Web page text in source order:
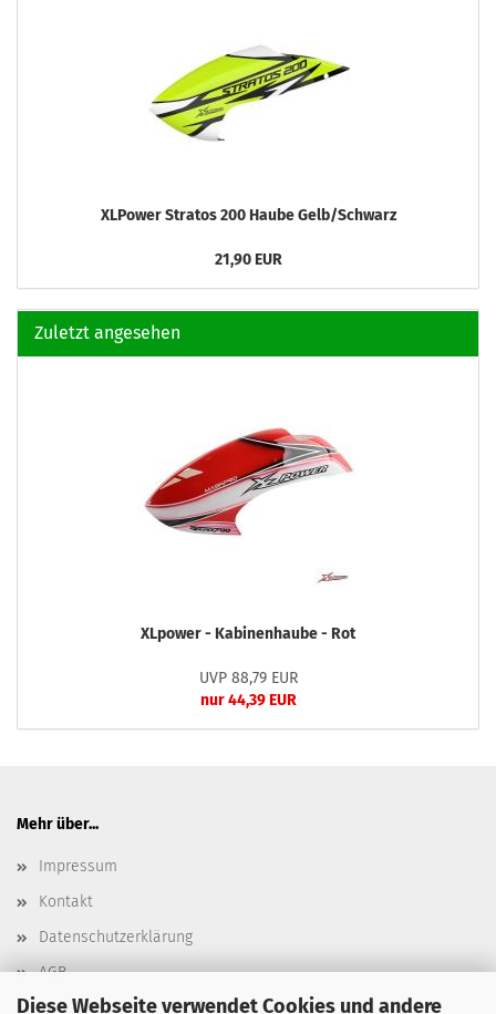
Diese Webseite verwendet Cookies und andere
XLPower Stratos 200 Haube Gelb/Schwarz
21,90 EUR
Zuletzt angesehen
XLpower - Kabinenhaube - Rot
UVP 88,79 EUR
nur 44,39 EUR
Mehr über...
Impressum
Kontakt
Datenschutzerklärung
AGB
Versand- & Zahlungsbedingungen, Versandkosten